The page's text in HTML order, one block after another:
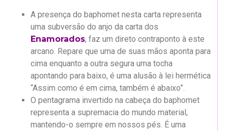
A presença do baphomet nesta carta representa
uma subversão do anjo da carta dos
Enamorados, faz um direto contraponto à este
arcano. Repare que uma de suas mãos aponta para
cima enquanto a outra segura uma tocha
apontando para baixo, é uma alusão à lei hermética
“Assim como é em cima, também é abaixo”.
O pentagrama invertido na cabeça do baphomet
representa a supremacia do mundo material,
mantendo-o sempre em nossos pés. É uma